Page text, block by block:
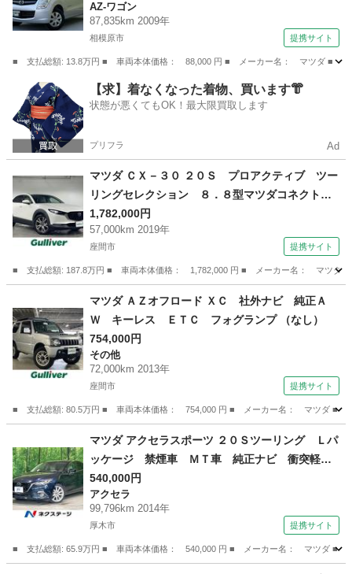
ステアリング パワ－ウィンドウ ベンチシー
ト エアコンクーラー （検10.8）
AZ-ワゴン
87,835km 2009年
相模原市 提携サイト
■ 支払総額: 13.8万円 ■ 車両本体価格： 88,000 円 ■ メーカー名： マツダ ■
神奈川 相模原市 AZ-ワゴン
【求】着なくなった着物、買います👘
状態が悪くてもOK！最大限買取します
プリフラ Ad
マツダ ＣＸ－３０ ２０Ｓ プロアクティブ ツー
リングセレクション ８．８型マツダコネクトＳ
Ｄナビ ＴＶ ＣＤ ＤＶＤ ＢＴ ＵＳＢ Ｈ
ＤＭＩ ３６０度カメラ ドライバーモニタリン
グ ｉアクティブセンス ＡＣＣ ブラインドス
ポットモニター 衝突被害軽減ブレーキ （検8.9）
1,782,000円
57,000km 2019年
座間市 提携サイト
■ 支払総額: 187.8万円 ■ 車両本体価格： 1,782,000 円 ■ メーカー名： マツダ
マツダ
マツダ ＡＺオフロード ＸＣ 社外ナビ 純正Ａ
Ｗ キーレス ＥＴＣ フォグランプ （なし）
754,000円
その他
72,000km 2013年
座間市 提携サイト
■ 支払総額: 80.5万円 ■ 車両本体価格： 754,000 円 ■ メーカー名： マツダ
その他
マツダ アクセラスポーツ ２０Ｓツーリング Ｌパ
ッケージ 禁煙車 ＭＴ車 純正ナビ 衝突軽減
装置 レーダークルーズ レザーシート パワー
シート シートヒーター ドラレコ コーナーセ
ンサー スマートキー ＨＩＤヘッド 純正１８
インチアルミ オートライト （検9.6）
540,000円
アクセラ
99,796km 2014年
厚木市 提携サイト
■ 支払総額: 65.9万円 ■ 車両本体価格： 540,000 円 ■ メーカー名： マツダ ■